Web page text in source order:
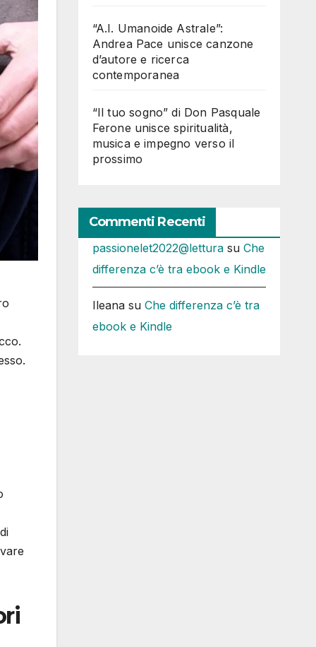
“A.I. Umanoide Astrale”:
Andrea Pace unisce canzone
d’autore e ricerca
contemporanea
“Il tuo sogno” di Don Pasquale
Ferone unisce spiritualità,
musica e impegno verso il
prossimo
Commenti Recenti
passionelet2022@letturasu Che
differenza c’è tra ebook e Kindle
Ileanasu Che differenza c’è tra
ebook e Kindle